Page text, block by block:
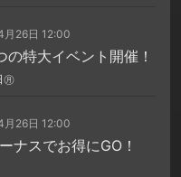
月26日 12:00
の特大イベント開催！
㊊
月26日 12:00
ナスでお得にGO！